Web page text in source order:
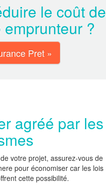
le coût de
?
Pret »
agréé par les
votre projet, assurez-vous de
pour économiser car les lois
cette possibilité.